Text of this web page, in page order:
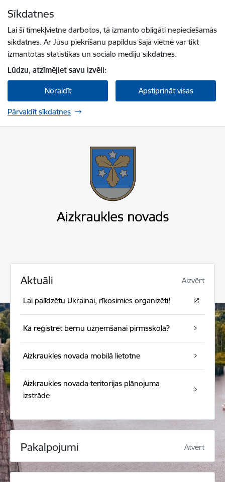
Sīkdatnes
Lai šī tīmekļvietne darbotos, tā izmanto obligāti nepieciešamās
sīkdatnes. Ar Jūsu piekrišanu papildus šajā vietnē var tikt
izmantotas statistikas un sociālo mediju sīkdatnes.
Lūdzu, atzīmējiet savu izvēli:
Noraidīt Apstiprināt visas
Pārvaldīt sīkdatnes
Aktuāli Aizvērt
Lai palīdzētu Ukrainai, rīkosimies organizēti!
Kā reģistrēt bērnu uzņemšanai pirmsskolā?
Aizkraukles novada mobilā lietotne
Aizkraukles novada teritorijas plānojuma
izstrāde
Pakalpojumi Atvērt